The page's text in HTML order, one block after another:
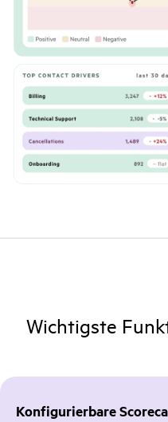
Wichtigste
Konfigurierbare